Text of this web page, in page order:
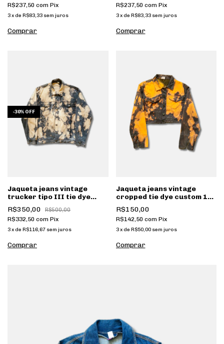
R$237,50 com Pix
3x de R$83,33 sem juros
R$237,50 com Pix
3 x de R$83,33 sem juros
-30% OFF
Jaqueta jeans vintage
trucker tipo III tie dye
custom 1 de 1 [057]
R$350,00 R$500,00
R$332,50 com Pix
3x de R$116,67 sem juros
Jaqueta jeans vintage
cropped tie dye custom 1
de 1 [055]
R$150,00
R$142,50 com Pix
3 x de R$50,00 sem juros